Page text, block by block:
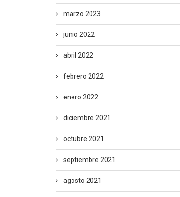
marzo 2023
junio 2022
abril 2022
febrero 2022
enero 2022
diciembre 2021
octubre 2021
septiembre 2021
agosto 2021